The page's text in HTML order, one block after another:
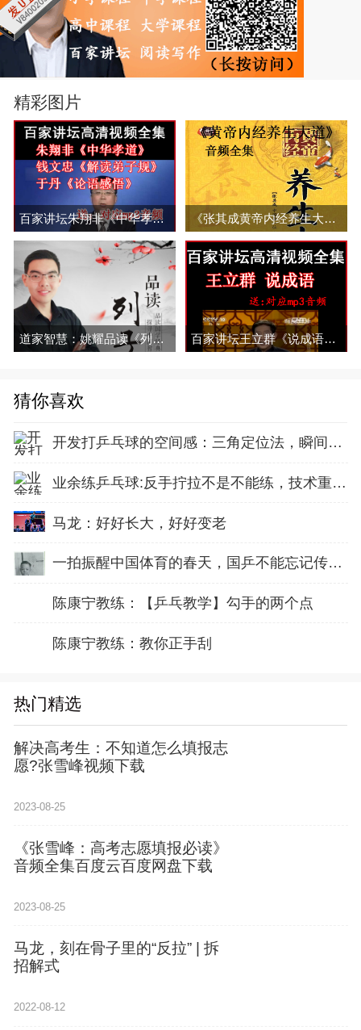
精彩图片
百家讲坛朱翔非《中华孝道》视频和音频全集百度网盘下载 《张其成黄帝内经养生大道》音频全集百度云百度网盘下载
道家智慧：姚耀品读《列子》 百家讲坛王立群《说成语》视频和音频全集百度网盘下载
猜你喜欢
开发打乒乓球的空间感：三角定位法，瞬间找准最佳击球点
业余练乒乓球:反手拧拉不是不能练，技术重点就不在手上
马龙：好好长大，好好变老
一拍振醒中国体育的春天，国乒不能忘记传奇前辈这份初心！
陈康宁教练：【乒乓教学】勾手的两个点
陈康宁教练：教你正手刮
热门精选
解决高考生：不知道怎么填报志
愿?张雪峰视频下载
2023-08-25
《张雪峰：高考志愿填报必读》
音频全集百度云百度网盘下载
2023-08-25
马龙，刻在骨子里的“反拉” | 拆
招解式
2022-08-12